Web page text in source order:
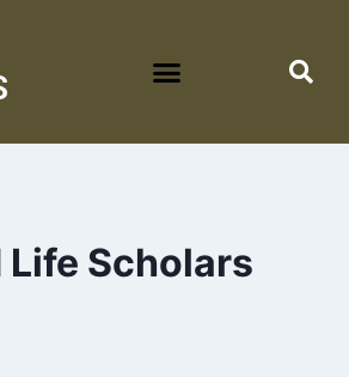
Life Scholars